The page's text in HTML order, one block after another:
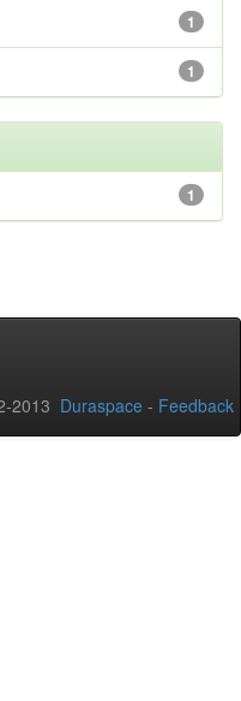
1
1
1
2013 Duraspace - Feedback